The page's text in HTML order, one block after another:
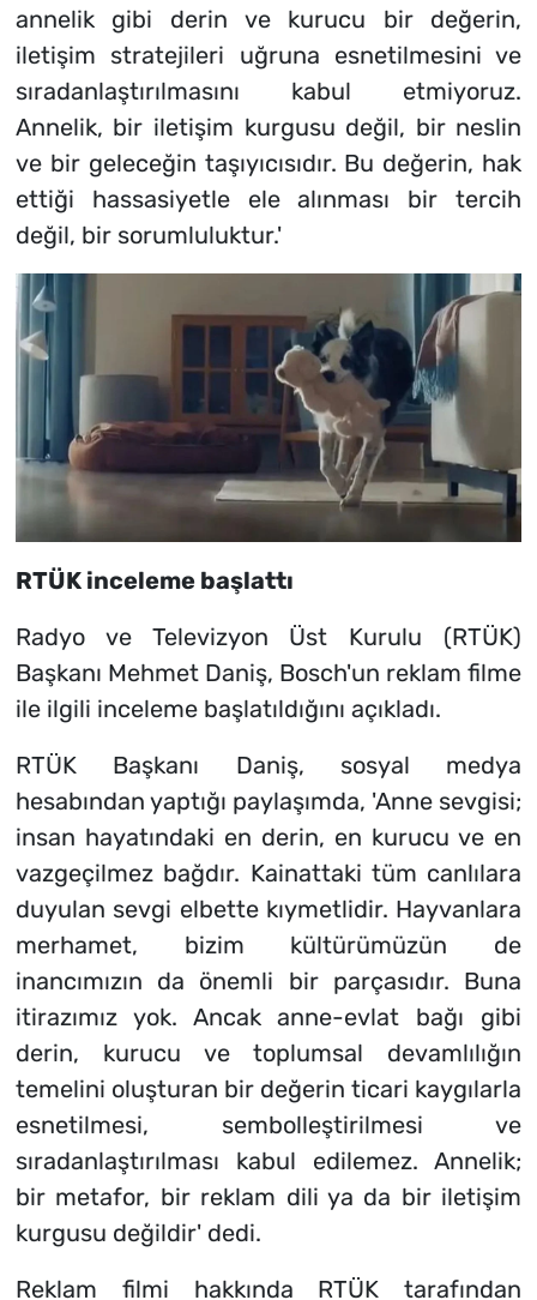
annelik gibi derin ve kurucu bir değerin,
iletişim stratejileri uğruna esnetilmesini ve
sıradanlaştırılmasını kabul etmiyoruz.
Annelik, bir iletişim kurgusu değil, bir neslin
ve bir geleceğin taşıyıcısıdır. Bu değerin, hak
ettiği hassasiyetle ele alınması bir tercih
değil, bir sorumluluktur.'
RTÜK inceleme başlattı
Radyo ve Televizyon Üst Kurulu (RTÜK)
Başkanı Mehmet Daniş, Bosch'un reklam filme
ile ilgili inceleme başlatıldığını açıkladı.
RTÜK Başkanı Daniş, sosyal medya
hesabından yaptığı paylaşımda, 'Anne sevgisi;
insan hayatındaki en derin, en kurucu ve en
vazgeçilmez bağdır. Kainattaki tüm canlılara
duyulan sevgi elbette kıymetlidir. Hayvanlara
merhamet, bizim kültürümüzün de
inancımızın da önemli bir parçasıdır. Buna
itirazımız yok. Ancak anne-evlat bağı gibi
derin, kurucu ve toplumsal devamlılığın
temelini oluşturan bir değerin ticari kaygılarla
esnetilmesi, sembolleştirilmesi ve
sıradanlaştırılması kabul edilemez. Annelik;
bir metafor, bir reklam dili ya da bir iletişim
kurgusu değildir' dedi.
Reklam filmi hakkında RTÜK tarafından